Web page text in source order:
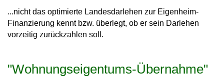
...nicht das optimierte Landesdarlehen zur Eigenheim-
Finanzierung kennt bzw. überlegt, ob er sein Darlehen
vorzeitig zurückzahlen soll.
"Wohnungseigentums-Übernahme"